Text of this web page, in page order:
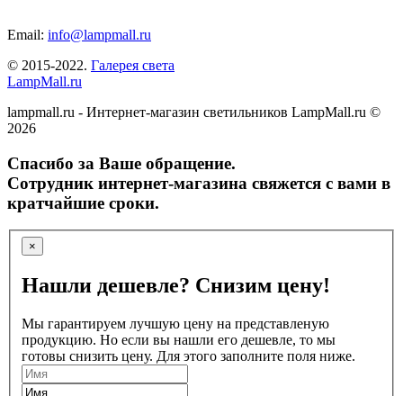
Email: info@lampmall.ru
© 2015-2022. Галерея света
LampMall.ru
lampmall.ru - Интернет-магазин светильников LampMall.ru ©
2026
Спасибо за Ваше обращение.
Сотрудник интернет-магазина свяжется с вами в
кратчайшие сроки.
×
Нашли дешевле? Снизим цену!
Мы гарантируем лучшую цену на представленую
продукцию. Но если вы нашли его дешевле, то мы
готовы снизить цену. Для этого заполните поля ниже.